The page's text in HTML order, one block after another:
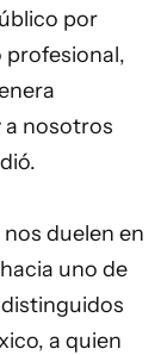
por
profesional,
a nosotros
duelen en
uno de
a quien